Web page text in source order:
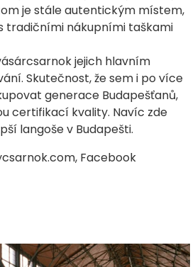
je stále autentickým místem,
tradičními nákupními taškami
jejich hlavním
Skutečnost, že sem i po více
generace Budapešťanů,
certifikací kvality. Navíc zde
langoše v Budapešti.
Facebook